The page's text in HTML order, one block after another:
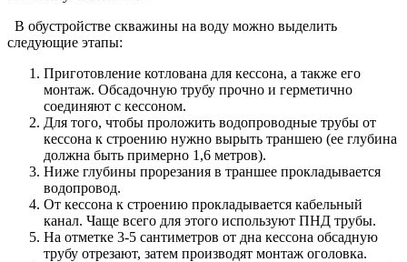
В обустройстве скважины на воду можно выделить
следующие этапы:
Приготовление котлована для кессона, а также его
монтаж. Обсадочную трубу прочно и герметично
соединяют с кессоном.
Для того, чтобы проложить водопроводные трубы от
кессона к строению нужно вырыть траншею (ее глубина
должна быть примерно 1,6 метров).
Ниже глубины прорезания в траншее прокладывается
водопровод.
От кессона к строению прокладывается кабельный
канал. Чаще всего для этого используют ПНД трубы.
На отметке 3-5 сантиметров от дна кессона обсадную
трубу отрезают, затем производят монтаж оголовка.